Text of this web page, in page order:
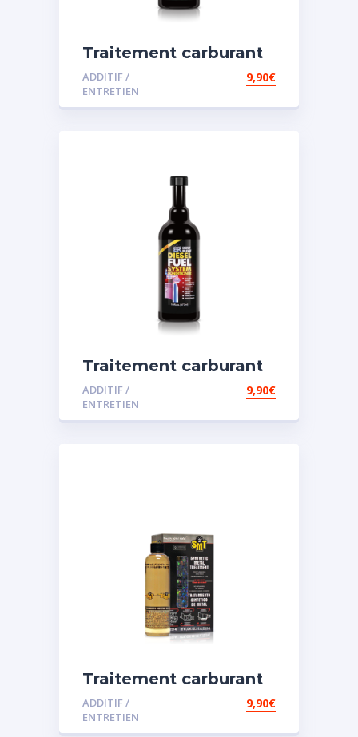
Traitement carburant
diesel et essence
ADDITIF /
ENTRETIEN
9,90€
Traitement carburant
spécial diesel
ADDITIF /
ENTRETIEN
9,90€
Traitement carburant
spécial essence
ADDITIF /
ENTRETIEN
9,90€